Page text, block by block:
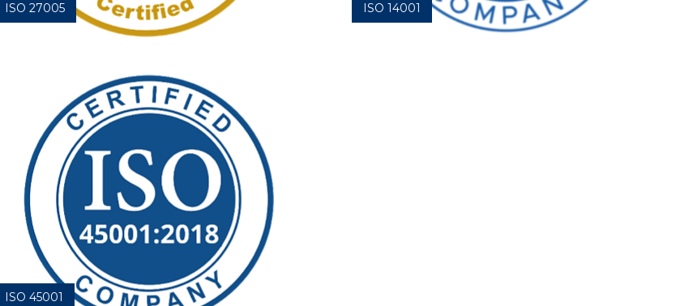
ISO 27005
Обеспечение эффективного функционирования
ISO 14001
Самый распространенный стандарт экологического
ISO 45001